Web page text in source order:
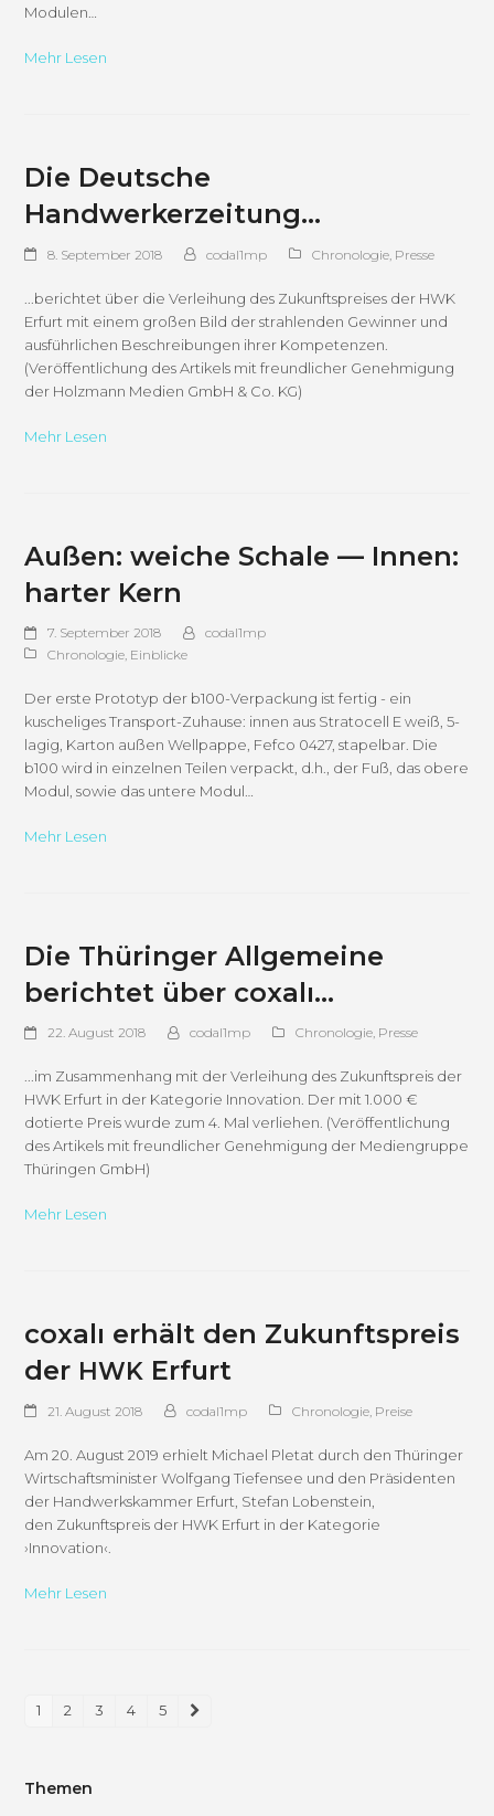
Modulen…
Mehr Lesen
Die Deutsche
Handwerkerzeitung…
8. September 2018 codal1mp Chronologie Presse
...berichtet über die Verleihung des Zukunftspreises der HWK
Erfurt mit einem großen Bild der strahlenden Gewinner und
ausführlichen Beschreibungen ihrer Kompetenzen.
(Veröffentlichung des Artikels mit freundlicher Genehmigung
der Holzmann Medien GmbH & Co. KG)
Mehr Lesen
Außen: weiche Schale — Innen:
harter Kern
7. September 2018
codal1mp
Chronologie Einblicke
Der erste Prototyp der b100-Verpackung ist fertig - ein
kuscheliges Transport-Zuhause: innen aus Stratocell E weiß, 5-
lagig, Karton außen Wellpappe, Fefco 0427, stapelbar. Die
b100 wird in einzelnen Teilen verpackt, d.h., der Fuß, das obere
Modul, sowie das untere Modul…
Mehr Lesen
Die Thüringer Allgemeine
berichtet über coxalı…
22. August 2018 codal1mp Chronologie, Presse
...im Zusammenhang mit der Verleihung des Zukunftspreis der
HWK Erfurt in der Kategorie Innovation. Der mit 1.000 €
dotierte Preis wurde zum 4. Mal verliehen. (Veröffentlichung
des Artikels mit freundlicher Genehmigung der Mediengruppe
Thüringen GmbH)
Mehr Lesen
coxalı erhält den Zukunftspreis
der HWK Erfurt
21. August 2018 codal1mp Chronologie Preise
Am 20. August 2019 erhielt Michael Pletat durch den Thüringer
Wirtschaftsminister Wolfgang Tiefensee und den Präsidenten
der Handwerkskammer Erfurt, Stefan Lobenstein,
den Zukunftspreis der HWK Erfurt in der Kategorie
›Innovation‹.
Mehr Lesen
Seite
1 Seite
2 Seite
3 Seite
4 Seite
5 Vorwärts
Themen